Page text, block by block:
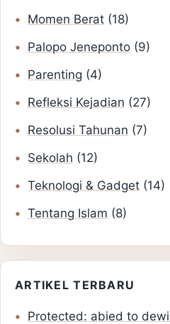
Momen Berat (18)
Palopo Jeneponto (9)
Parenting (4)
Refleksi Kejadian (27)
Resolusi Tahunan (7)
Sekolah (12)
Teknologi & Gadget (14)
Tentang Islam (8)
ARTIKEL TERBARU
Protected: abied to